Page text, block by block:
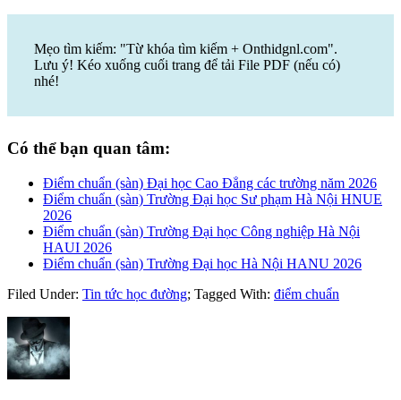
Mẹo tìm kiếm: "Từ khóa tìm kiếm + Onthidgnl.com".
Lưu ý! Kéo xuống cuối trang để tải File PDF (nếu có)
nhé!
Có thể bạn quan tâm:
Điểm chuẩn (sàn) Đại học Cao Đẳng các trường năm 2026
Điểm chuẩn (sàn) Trường Đại học Sư phạm Hà Nội HNUE
2026
Điểm chuẩn (sàn) Trường Đại học Công nghiệp Hà Nội
HAUI 2026
Điểm chuẩn (sàn) Trường Đại học Hà Nội HANU 2026
Filed Under: Tin tức học đường; Tagged With: điểm chuẩn